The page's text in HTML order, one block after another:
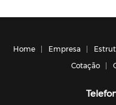
Home Empresa
Cotação